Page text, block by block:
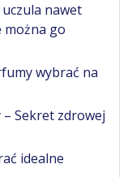
nawet
można go
wybrać na
Sekret zdrowej
idealne